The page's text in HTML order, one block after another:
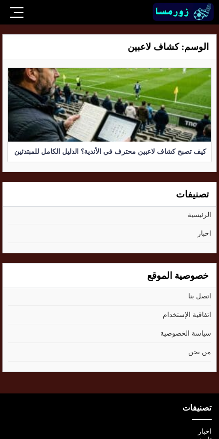
الوسم:كشاف لاعبين
كيف تصبح كشاف لاعبين محترف في الأندية؟ الدليل الكامل للمبتدئين
تصنيفات
الرئيسية
اخبار
خصوصية الموقع
اتصل بنا
اتفاقية الإستخدام
سياسة الخصوصية
من نحن
تصنيفات
اخبار